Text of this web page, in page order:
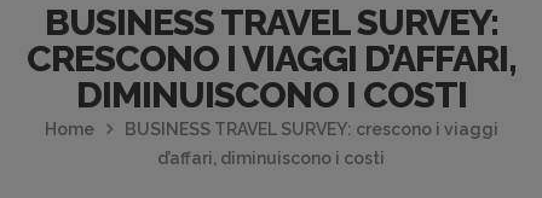
BUSINESS TRAVEL SURVEY:
CRESCONO I VIAGGI D’AFFARI,
DIMINUISCONO I COSTI
Home
BUSINESS TRAVEL SURVEY: crescono i viaggi
d’affari, diminuiscono i costi